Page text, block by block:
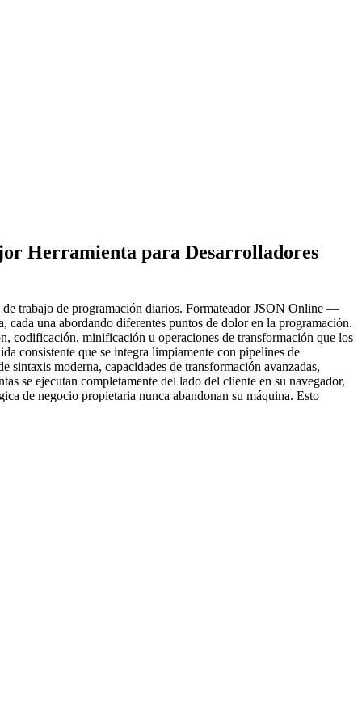
Herramienta para Desarrolladores
de trabajo de programación diarios. Formateador JSON Online —
una abordando diferentes puntos de dolor en la programación.
minificación u operaciones de transformación que los
consistente que se integra limpiamente con pipelines de
moderna, capacidades de transformación avanzadas,
se ejecutan completamente del lado del cliente en su navegador,
de negocio propietaria nunca abandonan su máquina. Esto